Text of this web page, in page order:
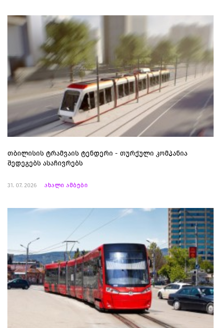
თბილისის ტრამვაის ტენდერი - თურქული კომპანია
შედეგებს ასაჩივრებს
31. 07. 2026 ახალი ამბები